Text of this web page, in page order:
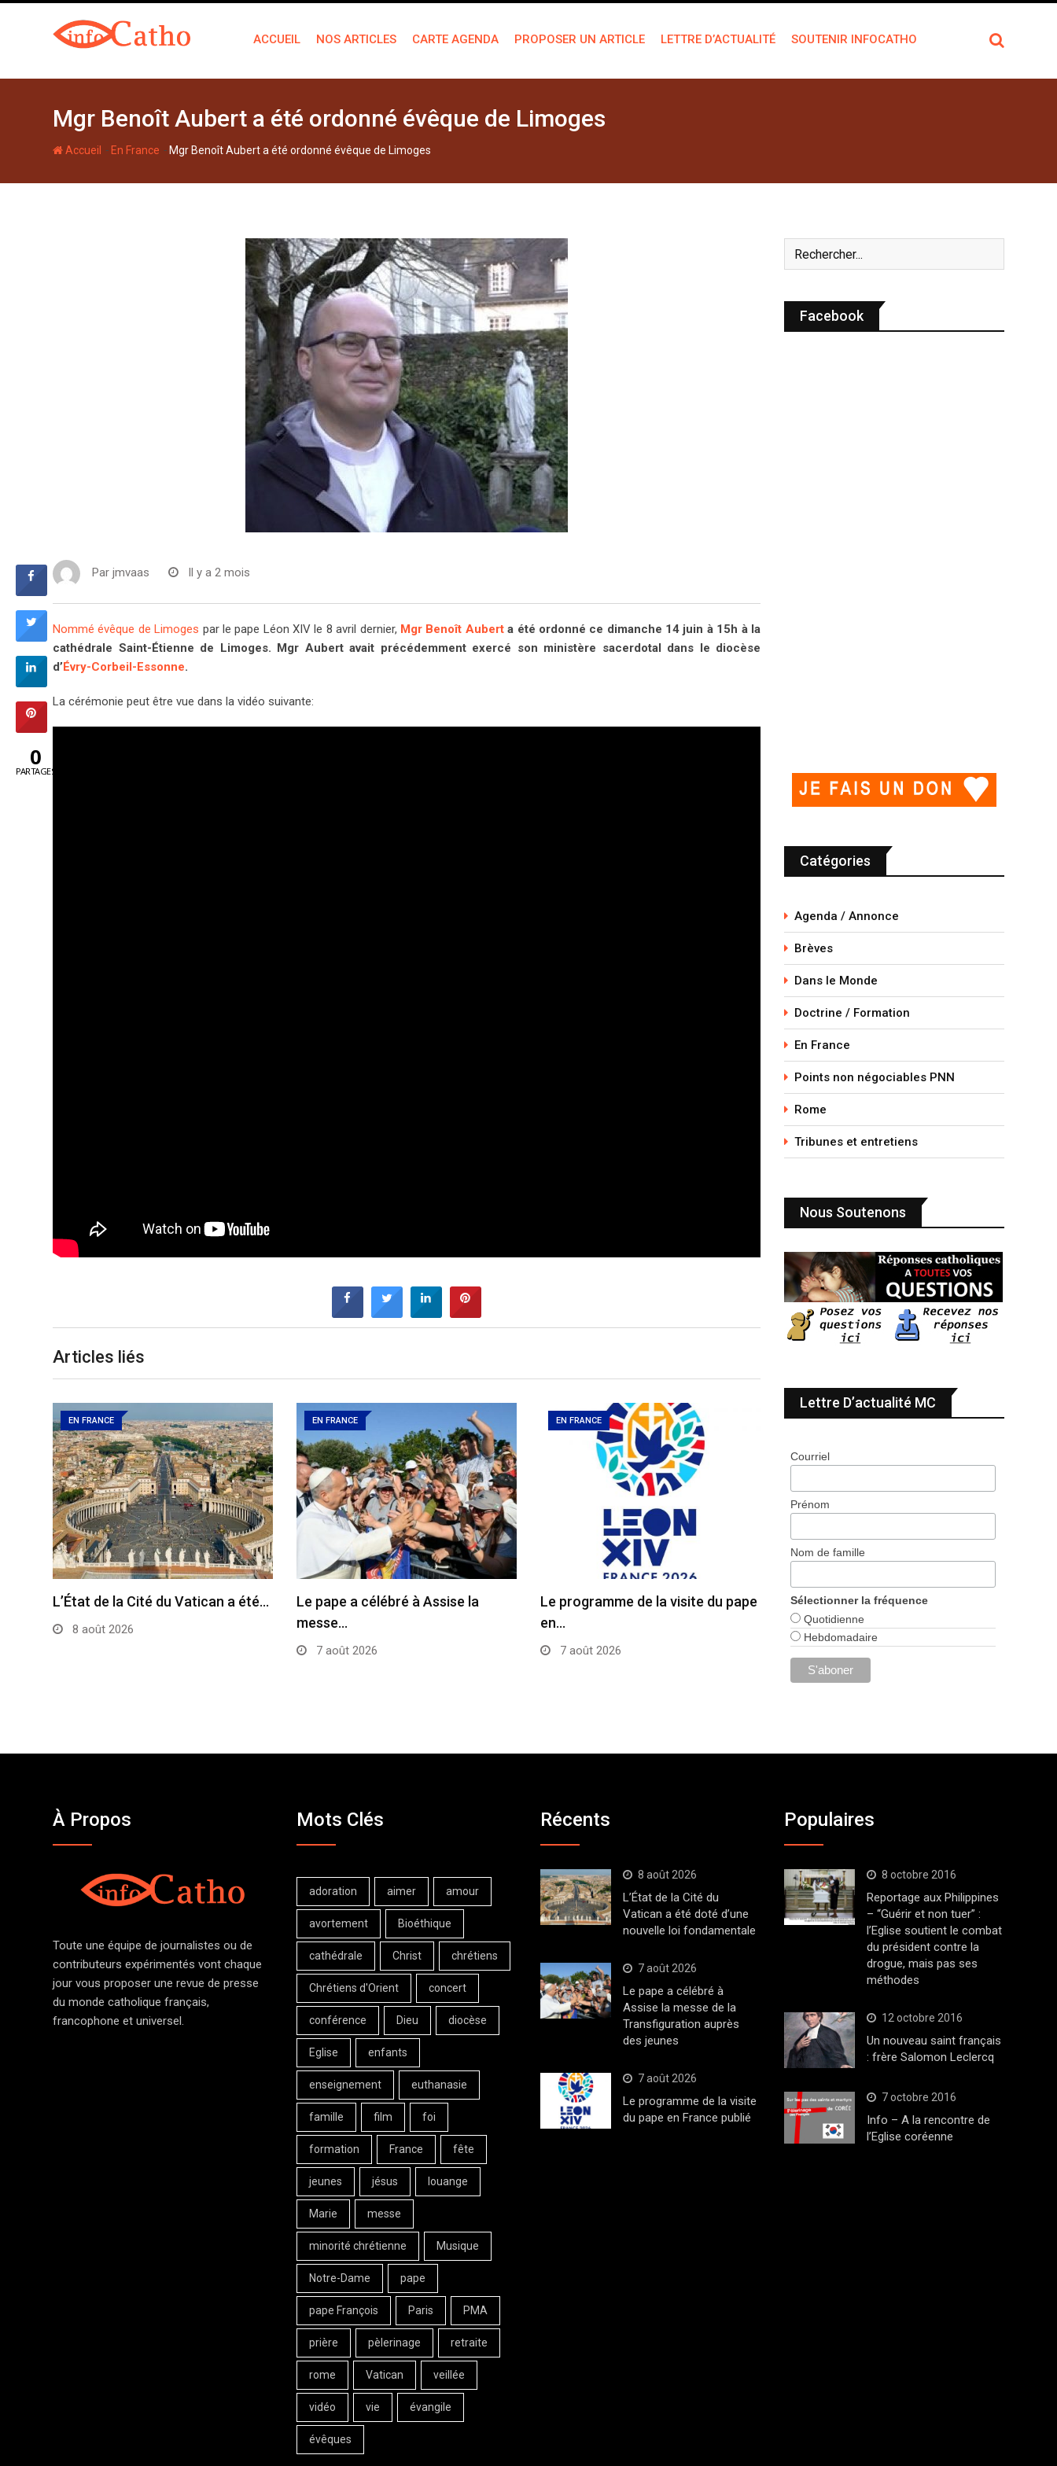
ACCUEIL NOS ARTICLES CARTE AGENDA PROPOSER UN ARTICLE LETTRE D’ACTUALITÉ SOUTENIR INFOCATHO
Mgr Benoît Aubert a été ordonné évêque de Limoges
Accueil - En France - Mgr Benoît Aubert a été ordonné évêque de Limoges
Par jmvaas Il y a 2 mois
Nommé évêque de Limoges par le pape Léon XIV le 8 avril dernier, Mgr Benoît Auberta été ordonné ce dimanche 14 juin à 15h à la
cathédrale Saint-Étienne de Limoges. Mgr Aubert avait précédemment exercé son ministère sacerdotal dans le diocèse
d’Évry-Corbeil-Essonne.
La cérémonie peut être vue dans la vidéo suivante:
Articles liés
EN FRANCE
L’État de la Cité du Vatican a été…
8 août 2026
EN FRANCE
Le pape a célébré à Assise la
messe…
7 août 2026
EN FRANCE
Le programme de la visite du pape
en…
7 août 2026
Facebook
Catégories
Agenda / Annonce
Brèves
Dans le Monde
Doctrine / Formation
En France
Points non négociables PNN
Rome
Tribunes et entretiens
Nous Soutenons
Lettre D’actualité MC
Courriel
Prénom
Nom de famille
Sélectionner la fréquence
Quotidienne
Hebdomadaire
À Propos
Toute une équipe de journalistes ou de
contributeurs expérimentés vont chaque
jour vous proposer une revue de presse
du monde catholique français,
francophone et universel.
Mots Clés
adoration aimer amour
avortement Bioéthique
cathédrale Christ chrétiens
Chrétiens d'Orient concert
conférence Dieu diocèse
Eglise enfants
enseignement euthanasie
famille film foi
formation France fête
jeunes jésus louange
Marie messe
minorité chrétienne Musique
Notre-Dame pape
pape François Paris PMA
prière pèlerinage retraite
rome Vatican veillée
vidéo vie évangile
évêques
Récents
8 août 2026
L’État de la Cité du
Vatican a été doté d’une
nouvelle loi fondamentale
7 août 2026
Le pape a célébré à
Assise la messe de la
Transfiguration auprès
des jeunes
7 août 2026
Le programme de la visite
du pape en France publié
Populaires
8 octobre 2016
Reportage aux Philippines
– “Guérir et non tuer” :
l’Eglise soutient le combat
du président contre la
drogue, mais pas ses
méthodes
12 octobre 2016
Un nouveau saint français
: frère Salomon Leclercq
7 octobre 2016
Info – A la rencontre de
l’Eglise coréenne
0
PARTAGES